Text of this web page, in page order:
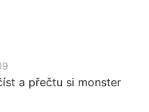
a přečtu si monster